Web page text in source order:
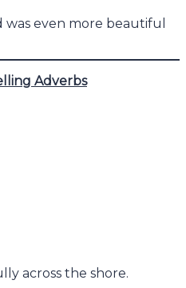
was even more beautiful
Adverbs
across the shore.